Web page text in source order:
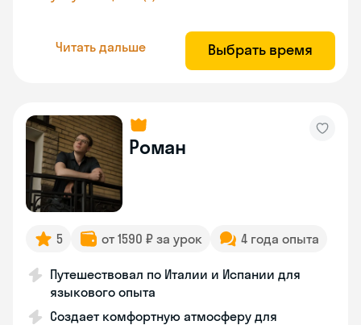
Читать дальше Выбрать время
Роман
5 от 1590 ₽ за урок 4 года опыта
Путешествовал по Италии и Испании для
языкового опыта
Создает комфортную атмосферу для